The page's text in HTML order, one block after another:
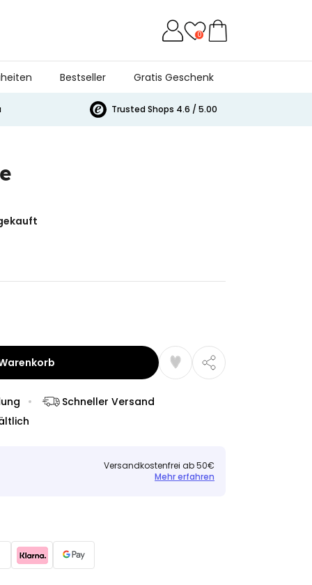
0
Bestseller Gratis Geschenk
Trusted Shops 4.6 / 5.00
Schneller Versand
Versandkostenfrei ab 50€
Mehr erfahren